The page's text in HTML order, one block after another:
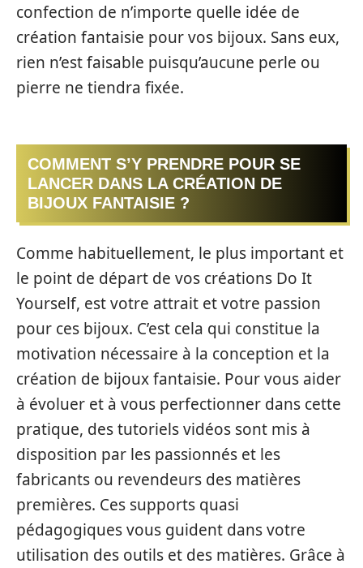
confection de n’importe quelle idée de
création fantaisie pour vos bijoux. Sans eux,
rien n’est faisable puisqu’aucune perle ou
pierre ne tiendra fixée.
COMMENT S’Y PRENDRE POUR SE
LANCER DANS LA CRÉATION DE
BIJOUX FANTAISIE ?
Comme habituellement, le plus important et
le point de départ de vos créations Do It
Yourself, est votre attrait et votre passion
pour ces bijoux. C’est cela qui constitue la
motivation nécessaire à la conception et la
création de bijoux fantaisie. Pour vous aider
à évoluer et à vous perfectionner dans cette
pratique, des tutoriels vidéos sont mis à
disposition par les passionnés et les
fabricants ou revendeurs des matières
premières. Ces supports quasi
pédagogiques vous guident dans votre
utilisation des outils et des matières. Grâce à